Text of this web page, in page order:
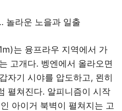
놀라운 노을과 일출
는 융프라우 지역에서 가
고개다. 벵엔에서 올라오면
자기 시야를 압도하고, 묀히
펼쳐진다. 알피니즘이 시작
아이거 북벽이 펼쳐지는 고